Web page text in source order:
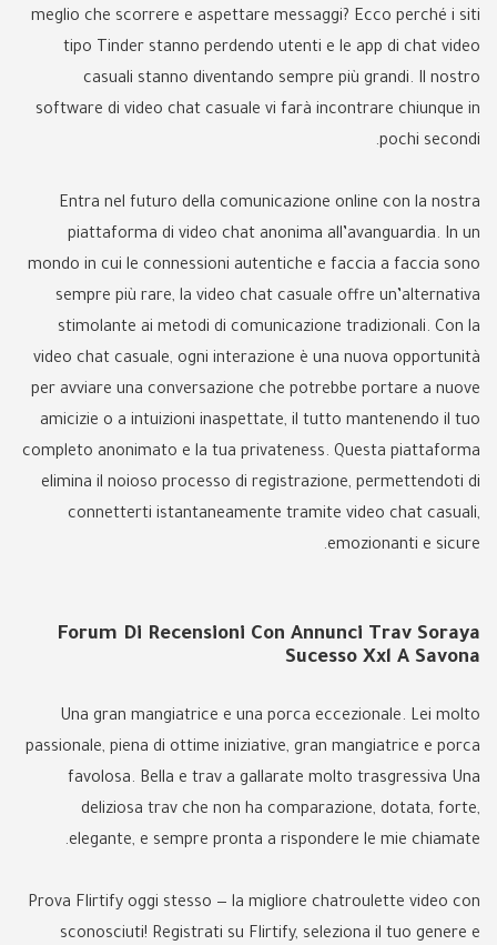
meglio che scorrere e aspettare messaggi? Ecco perché i siti
tipo Tinder stanno perdendo utenti e le app di chat video
casuali stanno diventando sempre più grandi. Il nostro
software di video chat casuale vi farà incontrare chiunque in
pochi secondi.
Entra nel futuro della comunicazione online con la nostra
piattaforma di video chat anonima all’avanguardia. In un
mondo in cui le connessioni autentiche e faccia a faccia sono
sempre più rare, la video chat casuale offre un’alternativa
stimolante ai metodi di comunicazione tradizionali. Con la
video chat casuale, ogni interazione è una nuova opportunità
per avviare una conversazione che potrebbe portare a nuove
amicizie o a intuizioni inaspettate, il tutto mantenendo il tuo
completo anonimato e la tua privateness. Questa piattaforma
elimina il noioso processo di registrazione, permettendoti di
connetterti istantaneamente tramite video chat casuali,
emozionanti e sicure.
Forum Di Recensioni Con Annunci Trav Soraya
Sucesso Xxl A Savona
Una gran mangiatrice e una porca eccezionale. Lei molto
passionale, piena di ottime iniziative, gran mangiatrice e porca
favolosa. Bella e trav a gallarate molto trasgressiva Una
deliziosa trav che non ha comparazione, dotata, forte,
elegante, e sempre pronta a rispondere le mie chiamate.
Prova Flirtify oggi stesso — la migliore chatroulette video con
sconosciuti! Registrati su Flirtify, seleziona il tuo genere e